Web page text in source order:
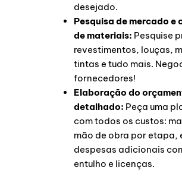
desejado.
Pesquisa de mercado e
de materiais: Pesquise
revestimentos, louças,
tintas e tudo mais.
fornecedores!
Elaboração do
detalhado: Peça uma
com todos os custos:
mão de obra por etapa,
despesas adicionais
entulho e licenças.